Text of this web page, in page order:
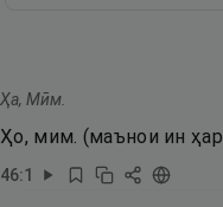
Ҳа, Мӣм.
Ҳо, мим. (маънои ин
46:1